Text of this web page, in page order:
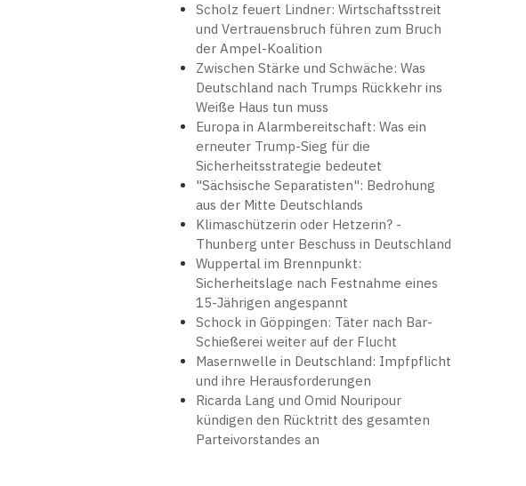
Scholz feuert Lindner: Wirtschaftsstreit
und Vertrauensbruch führen zum Bruch
der Ampel-Koalition
Zwischen Stärke und Schwäche: Was
Deutschland nach Trumps Rückkehr ins
Weiße Haus tun muss
Europa in Alarmbereitschaft: Was ein
erneuter Trump-Sieg für die
Sicherheitsstrategie bedeutet
"Sächsische Separatisten": Bedrohung
aus der Mitte Deutschlands
Klimaschützerin oder Hetzerin? -
Thunberg unter Beschuss in Deutschland
Wuppertal im Brennpunkt:
Sicherheitslage nach Festnahme eines
15-Jährigen angespannt
Schock in Göppingen: Täter nach Bar-
Schießerei weiter auf der Flucht
Masernwelle in Deutschland: Impfpflicht
und ihre Herausforderungen
Ricarda Lang und Omid Nouripour
kündigen den Rücktritt des gesamten
Parteivorstandes an